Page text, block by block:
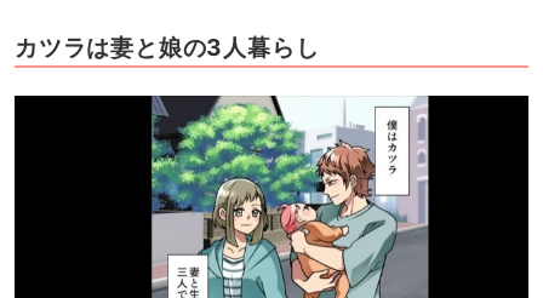
カツラは妻と娘の3人暮らし